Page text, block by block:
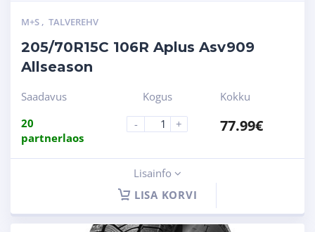
M+S , TALVEREHV
205/70R15C 106R Aplus Asv909
Allseason
Saadavus
20
partnerlaos
Kogus
-
+
Kokku
77.99€
Lisainfo
LISA KORVI